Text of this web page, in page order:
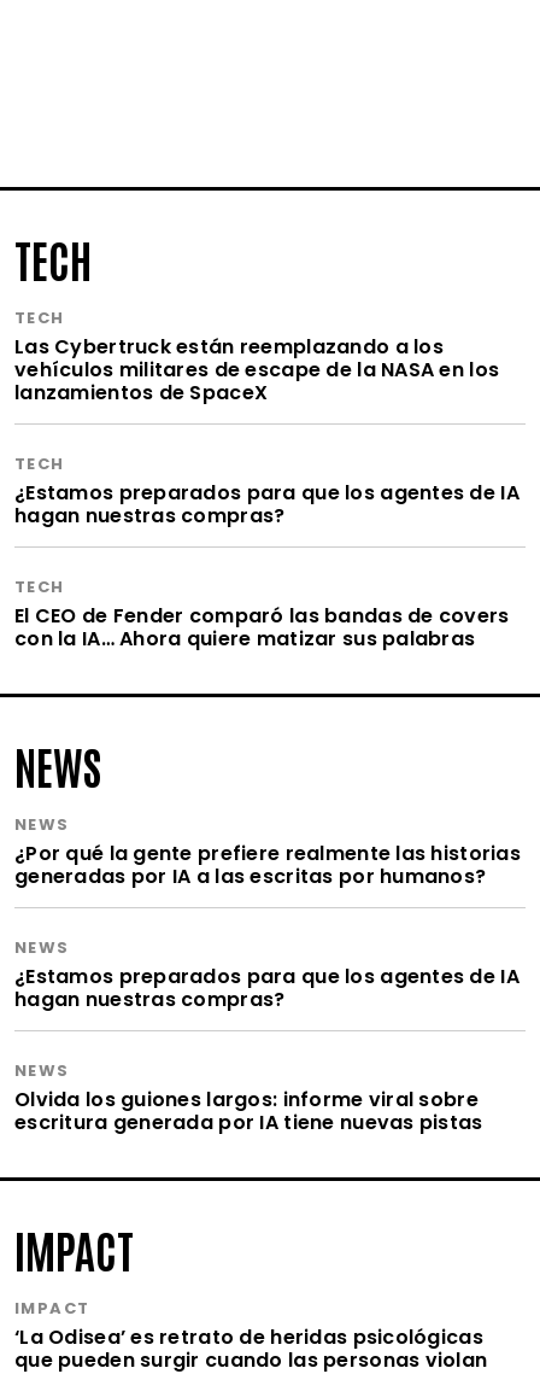
TECH
TECH
Las Cybertruck están reemplazando a los
vehículos militares de escape de la NASA en los
lanzamientos de SpaceX
TECH
¿Estamos preparados para que los agentes de IA
hagan nuestras compras?
TECH
El CEO de Fender comparó las bandas de covers
con la IA… Ahora quiere matizar sus palabras
NEWS
NEWS
¿Por qué la gente prefiere realmente las historias
generadas por IA a las escritas por humanos?
NEWS
¿Estamos preparados para que los agentes de IA
hagan nuestras compras?
NEWS
Olvida los guiones largos: informe viral sobre
escritura generada por IA tiene nuevas pistas
IMPACT
IMPACT
‘La Odisea’ es retrato de heridas psicológicas
que pueden surgir cuando las personas violan